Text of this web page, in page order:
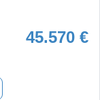
45.570 €